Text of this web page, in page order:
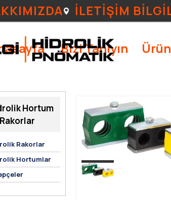
Hortum
Rakorlar
Hortumlar
İLETİŞİM
Bizi Tanıyın